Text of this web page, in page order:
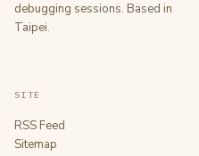
debugging sessions. Based in
Taipei.
SITE
RSS Feed
Sitemap